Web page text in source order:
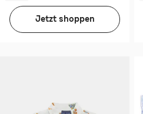
Jetzt shoppen